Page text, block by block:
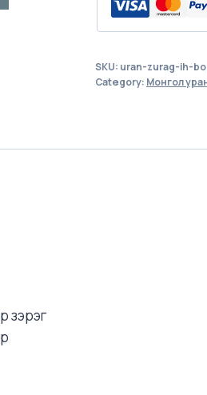
SKU: uran-zurag-ih-
Category: Монгол
зэрэг